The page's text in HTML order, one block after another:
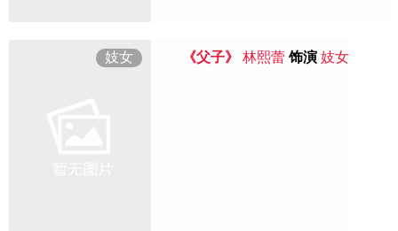
妓女 《父子》 林熙蕾 饰演 妓女